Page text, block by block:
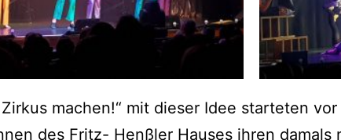
machen!“ mit die­ser Idee star­te­ten
des Fritz- Henß­ler Hau­ses ihren